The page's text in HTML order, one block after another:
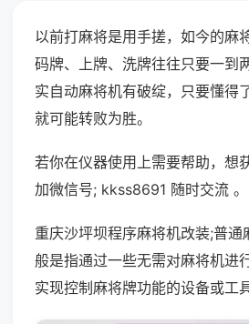
以前打麻将是用手搓，如今的麻
码牌、上牌、洗牌往往只要一到
实自动麻将机有破绽，只要懂得
就可能转败为胜。
若你在仪器使用上需要帮助，想
加微信号; kkss8691 随时交流 。
重庆沙坪坝程序麻将机改装;普
般是指通过一些无需对麻将机进
实现控制麻将牌功能的设备或工具